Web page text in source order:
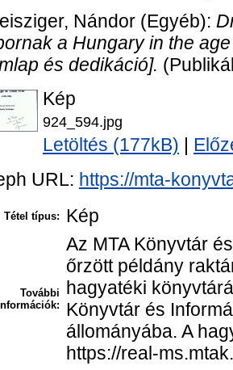
Nándor (Egyéb):
a Hungary in the
és dedikáció].
Kép
924_594.jpg
Letöltés (177kB)
URL: https://mta-
Tétel típus: Kép
További
Az MTA Könyvtár
őrzött példány
hagyatéki
Könyvtár és
állományába. A
https://real-